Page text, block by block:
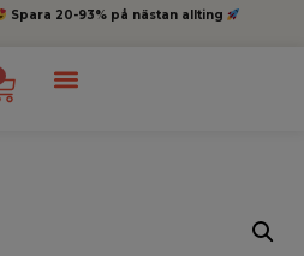
Spara 20-93% på nästan allting